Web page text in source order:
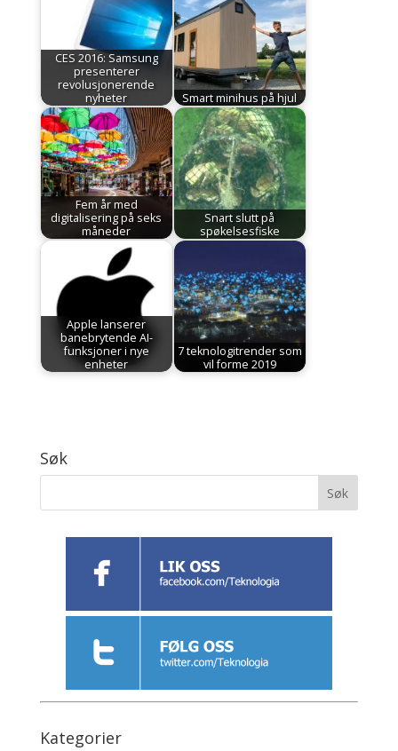
CES 2016: Samsung
presenterer
revolusjonerende
nyheter
Smart minihus på hjul
Fem år med
digitalisering på seks
måneder
Snart slutt på
spøkelsesfiske
Apple lanserer
banebrytende AI-
funksjoner i nye
enheter
7 teknologitrender som
vil forme 2019
Søk
Kategorier